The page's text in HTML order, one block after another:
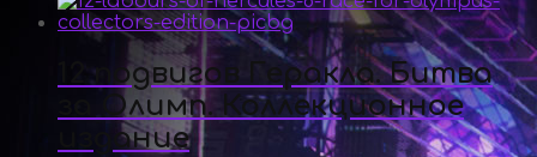
12 подвигов Геракла. Битва
за Олимп. Коллекционное
издание